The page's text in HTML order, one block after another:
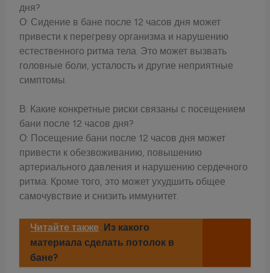
дня?
О: Сидение в бане после 12 часов дня может
привести к перегреву организма и нарушению
естественного ритма тела. Это может вызвать
головные боли, усталость и другие неприятные
симптомы.
В: Какие конкретные риски связаны с посещением
бани после 12 часов дня?
О: Посещение бани после 12 часов дня может
привести к обезвоживанию, повышению
артериального давления и нарушению сердечного
ритма. Кроме того, это может ухудшить общее
самочувствие и снизить иммунитет.
Читайте также Из какого
материала сделать потолок в
бане?